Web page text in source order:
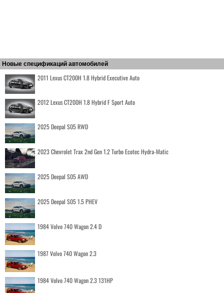
Новые спецификаций автомобилей
2011 Lexus CT200H 1.8 Hybrid Executive Auto
2012 Lexus CT200H 1.8 Hybrid F Sport Auto
2025 Deepal S05 RWD
2023 Chevrolet Trax 2nd Gen 1.2 Turbo Ecotec Hydra-Matic
2025 Deepal S05 AWD
2025 Deepal S05 1.5 PHEV
1984 Volvo 740 Wagon 2.4 D
1987 Volvo 740 Wagon 2.3
1984 Volvo 740 Wagon 2.3 131HP